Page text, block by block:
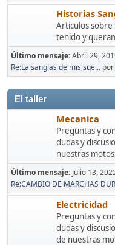
Historias
Articulos sobre
tenido y
Último mensaje:Abril 29,
Re:La sanglas de mis sue... por
El taller
Mecanica
Preguntas y
dudas y
nuestras
Último mensaje: Julio 13,
Re:CAMBIO DE MARCHAS
Electricidad
Preguntas y
dudas y
de nuestras